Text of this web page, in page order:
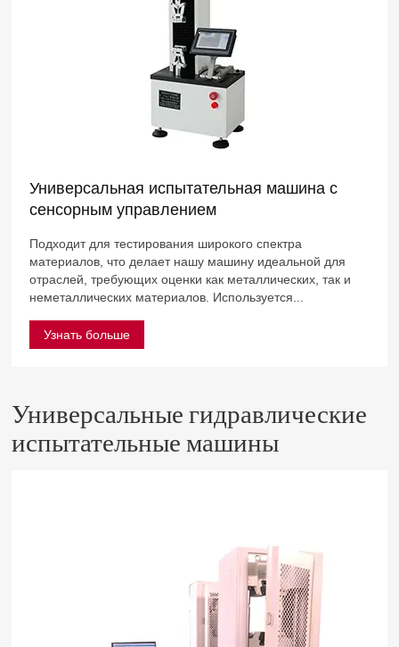
Универсальная испытательная машина с
сенсорным управлением
Подходит для тестирования широкого спектра
материалов, что делает нашу машину идеальной для
отраслей, требующих оценки как металлических, так и
неметаллических материалов. Используется...
Узнать больше
Универсальные гидравлические
испытательные машины